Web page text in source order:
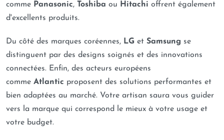
comme Panasonic, Toshiba ou Hitachi offrent également
d'excellents produits.
Du côté des marques coréennes, LG et Samsung se
distinguent par des designs soignés et des innovations
connectées. Enfin, des acteurs européens
comme Atlantic proposent des solutions performantes et
bien adaptées au marché. Votre artisan saura vous guider
vers la marque qui correspond le mieux à votre usage et
votre budget.